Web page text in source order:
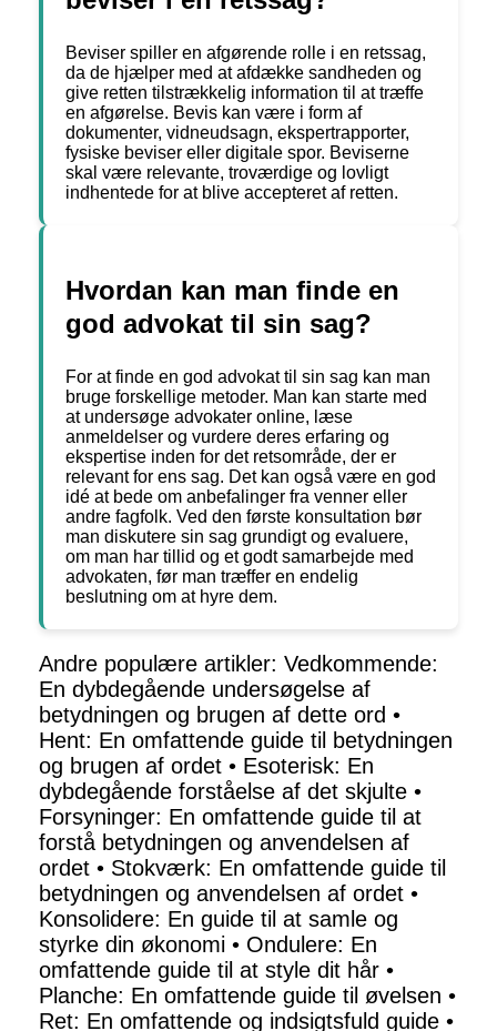
Beviser spiller en afgørende rolle i en retssag,
da de hjælper med at afdække sandheden og
give retten tilstrækkelig information til at træffe
en afgørelse. Bevis kan være i form af
dokumenter, vidneudsagn, ekspertrapporter,
fysiske beviser eller digitale spor. Beviserne
skal være relevante, troværdige og lovligt
indhentede for at blive accepteret af retten.
Hvordan kan man finde en
god advokat til sin sag?
For at finde en god advokat til sin sag kan man
bruge forskellige metoder. Man kan starte med
at undersøge advokater online, læse
anmeldelser og vurdere deres erfaring og
ekspertise inden for det retsområde, der er
relevant for ens sag. Det kan også være en god
idé at bede om anbefalinger fra venner eller
andre fagfolk. Ved den første konsultation bør
man diskutere sin sag grundigt og evaluere,
om man har tillid og et godt samarbejde med
advokaten, før man træffer en endelig
beslutning om at hyre dem.
Andre populære artikler: Vedkommende:
En dybdegående undersøgelse af
betydningen og brugen af dette ord •
Hent: En omfattende guide til betydningen
og brugen af ordet • Esoterisk: En
dybdegående forståelse af det skjulte •
Forsyninger: En omfattende guide til at
forstå betydningen og anvendelsen af
ordet • Stokværk: En omfattende guide til
betydningen og anvendelsen af ordet •
Konsolidere: En guide til at samle og
styrke din økonomi • Ondulere: En
omfattende guide til at style dit hår •
Planche: En omfattende guide til øvelsen •
Ret: En omfattende og indsigtsfuld guide •